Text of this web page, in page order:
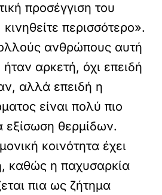
προσέγγιση του
περισσότερο».
ανθρώπους αυτή
αρκετή, όχι επειδή
αλλά επειδή η
είναι πολύ πιο
εξίσωση θερμίδων.
κοινότητα έχει
καθώς η παχυσαρκία
πια ως ζήτημα